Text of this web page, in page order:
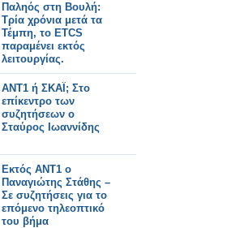
Παληός στη Βουλή:
Τρία χρόνια μετά τα
Τέμπη, το ETCS
παραμένει εκτός
λειτουργίας.
ΑΝΤ1 ή ΣΚΑΪ; Στο
επίκεντρο των
συζητήσεων ο
Σταύρος Ιωαννίδης
Εκτός ΑΝΤ1 ο
Παναγιώτης Στάθης –
Σε συζητήσεις για το
επόμενο τηλεοπτικό
του βήμα